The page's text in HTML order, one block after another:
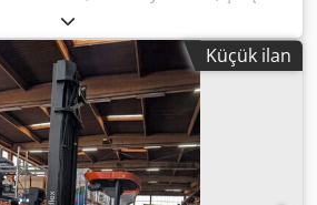
kapasitesi:
, yakıt türü:elektrikli, direk tipi:
2.360 mm
, çatalların uzunluğu:
Elektro, Yüksek kaldırma transpaleti
Direk tipi: Triplex Teknik Durumu:
Ngs Ai Rjk Akü Voltajı: 24V Açıklama:
Üretim yılı: 2016 Çalışma saati:
ve teknik açıdan iyi durumda.
Küçük ilan